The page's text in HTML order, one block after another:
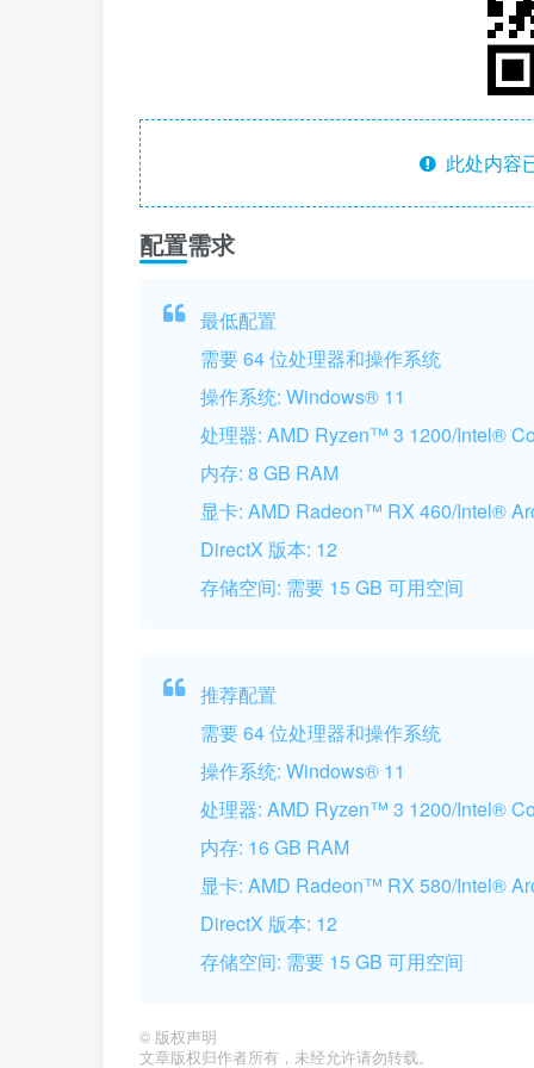
此处内容
配置需求
最低配置
需要 64 位处理器和操作系统
操作系统: Windows® 11
处理器: AMD Ryzen™ 3 1200/Intel®
内存: 8 GB RAM
显卡: AMD Radeon™ RX 460/Intel®
DirectX 版本: 12
存储空间: 需要 15 GB 可用空间
推荐配置
需要 64 位处理器和操作系统
操作系统: Windows® 11
处理器: AMD Ryzen™ 3 1200/Intel®
内存: 16 GB RAM
显卡: AMD Radeon™ RX 580/Intel®
DirectX 版本: 12
存储空间: 需要 15 GB 可用空间
© 版权声明
文章版权归作者所有，未经允许请勿转载。